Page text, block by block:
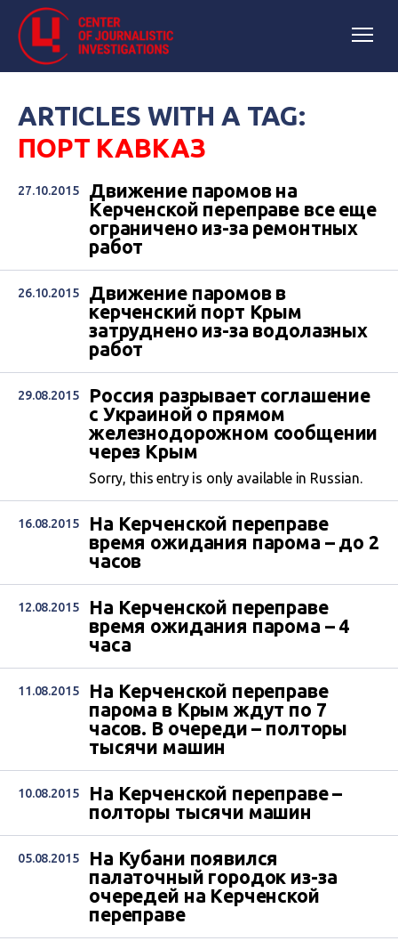
ARTICLES WITH A TAG:
ПОРТ КАВКАЗ
27.10.2015
Движение паромов на
Керченской переправе все еще
ограничено из-за ремонтных
работ
26.10.2015
Движение паромов в
керченский порт Крым
затруднено из-за водолазных
работ
29.08.2015
Россия разрывает соглашение
с Украиной о прямом
железнодорожном сообщении
через Крым
Sorry, this entry is only available in Russian.
16.08.2015
На Керченской переправе
время ожидания парома – до 2
часов
12.08.2015
На Керченской переправе
время ожидания парома – 4
часа
11.08.2015
На Керченской переправе
парома в Крым ждут по 7
часов. В очереди – полторы
тысячи машин
10.08.2015
На Керченской переправе –
полторы тысячи машин
05.08.2015
На Кубани появился
палаточный городок из-за
очередей на Керченской
переправе